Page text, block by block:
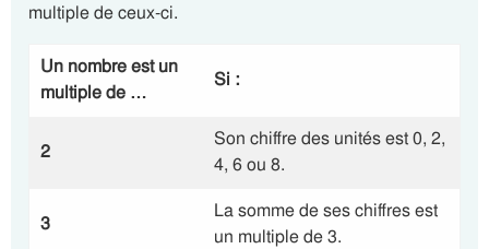
multiple de ceux-ci.
Un nombre est un
multiple de …
Si :
2
Son chiffre des unités est 0, 2,
4, 6 ou 8.
3
La somme de ses chiffres est
un multiple de 3.